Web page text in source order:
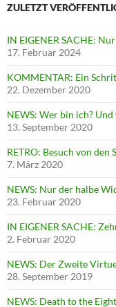
ZULETZT
IN EIGENER SACHE:
17. Februar 2024
KOMMENTAR: Ein
22. Dezember 2020
NEWS: Wer bin ich?
13. September 2020
RETRO: Besuch von den
7. März 2020
NEWS: Nur der halbe
23. Februar 2020
IN EIGENER SACHE:
2. Februar 2020
NEWS: Der Zweite
28. September 2019
NEWS: Death to the